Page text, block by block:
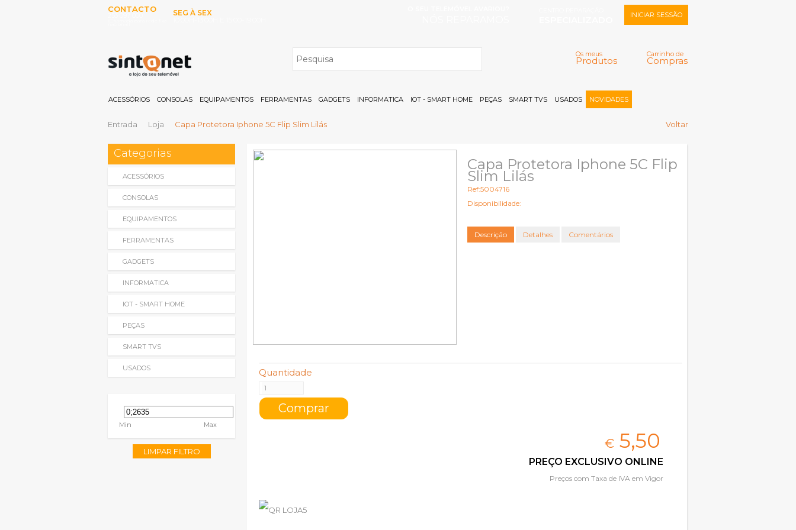
CONTACTO
SEG À SEX
Carrinho de
Compras
Os meus
Produtos
INICIAR SESSÃO
Memorizar
Registar |
ACESSÓRIOS CONSOLAS EQUIPAMENTOS FERRAMENTAS GADGETS INFORMATICA IOT - SMART HOME PEÇAS SMART TVS USADOS NOVIDADES
Entrada Loja Capa Protetora Iphone 5C Flip Slim Lilás Voltar
Categorias
ACESSÓRIOS
CONSOLAS
EQUIPAMENTOS
FERRAMENTAS
GADGETS
INFORMATICA
IOT - SMART HOME
PEÇAS
SMART TVS
USADOS
Min Max
LIMPAR FILTRO
Capa Protetora Iphone 5C Flip
Slim Lilás
Ref:5004716
Disponibilidade:
Descrição Detalhes Comentários
Quantidade
€ 5,50
PREÇO EXCLUSIVO ONLINE
Preços com Taxa de IVA em Vigor